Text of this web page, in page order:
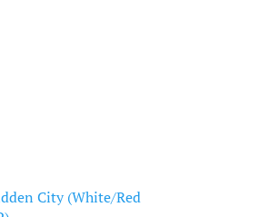
City (White/Red